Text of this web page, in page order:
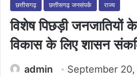
छत्तीसगढ़ छत्तीसगढ़ जनसंपर्क राज्य
विशेष पिछड़ी जनजातियों के
विकास के लिए शासन
admin
September